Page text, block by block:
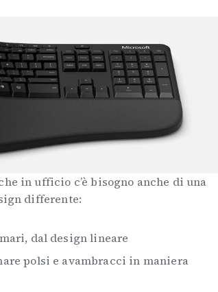
in ufficio c’è bisogno anche di una
differente:
dal design lineare
polsi e avambracci in maniera